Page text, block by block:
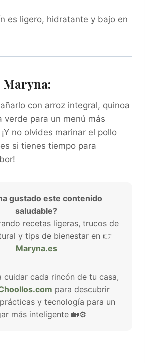
es ligero, hidratante y bajo en
Maryna:
con arroz integral, quinoa
verde para un menú más
no olvides marinar el pollo
si tienes tiempo para
gustado este contenido
saludable?
recetas ligeras, trucos de
y tips de bienestar en 👉
Maryna.es
cuidar cada rincón de tu casa,
para descubrir
y tecnología para un
más inteligente 🏡⚙️